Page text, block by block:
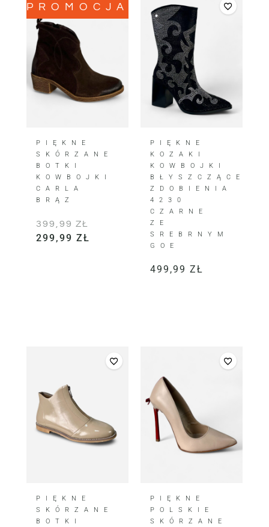
PROMOCJA!
PIĘKNE
SKÓRZANE
BOTKI
KOWBOJKI
CARLA
BRĄZ
399,99 ZŁ
299,99 ZŁ
PIĘKNE
KOZAKI
KOWBOJKI
BŁYSZCZĄCE
ZDOBIENIA
4230
CZARNE
ZE
SREBRNYM
GOE
499,99 ZŁ
PIĘKNE
SKÓRZANE
BOTKI
PIĘKNE
POLSKIE
SKÓRZANE